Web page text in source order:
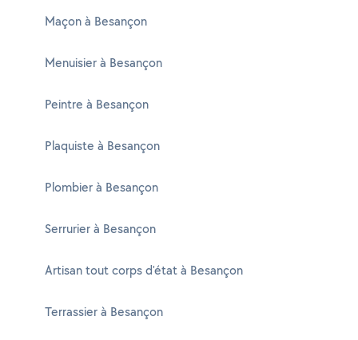
Maçon à Besançon
Menuisier à Besançon
Peintre à Besançon
Plaquiste à Besançon
Plombier à Besançon
Serrurier à Besançon
Artisan tout corps d'état à Besançon
Terrassier à Besançon